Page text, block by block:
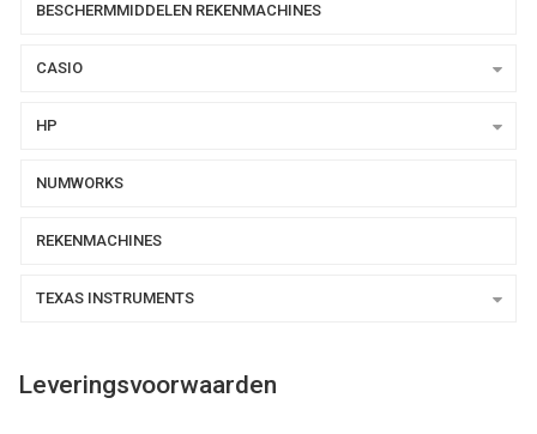
BESCHERMMIDDELEN REKENMACHINES
CASIO
HP
NUMWORKS
REKENMACHINES
TEXAS INSTRUMENTS
Leveringsvoorwaarden